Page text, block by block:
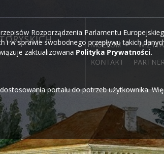
MUZEUM
KONTAKT
Rozporządzenia Parlamentu
i w sprawie swobodnego przepływu takich
zaktualizowana Polityka Prywatności.
portalu do potrzeb użytkownika.